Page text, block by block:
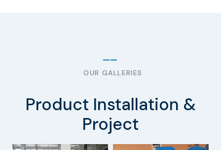
OUR GALLERIES
Product Installation &
Project